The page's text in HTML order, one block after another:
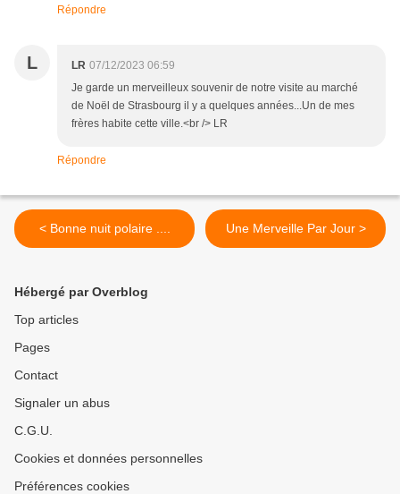
Répondre
L LR 07/12/2023 06:59
Je garde un merveilleux souvenir de notre visite au marché
de Noël de Strasbourg il y a quelques années...Un de mes
frères habite cette ville.<br /> LR
Répondre
< Bonne nuit polaire .... Une Merveille Par Jour >
Hébergé par Overblog
Top articles
Pages
Contact
Signaler un abus
C.G.U.
Cookies et données personnelles
Préférences cookies